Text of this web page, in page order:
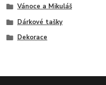
Vánoce a Mikuláš
Dárkové tašky
Dekorace